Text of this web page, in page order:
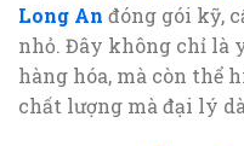
Long An đóng gói kỹ,
nhỏ. Đây không chỉ là
hàng hóa, mà còn thể
chất lượng mà đại lý